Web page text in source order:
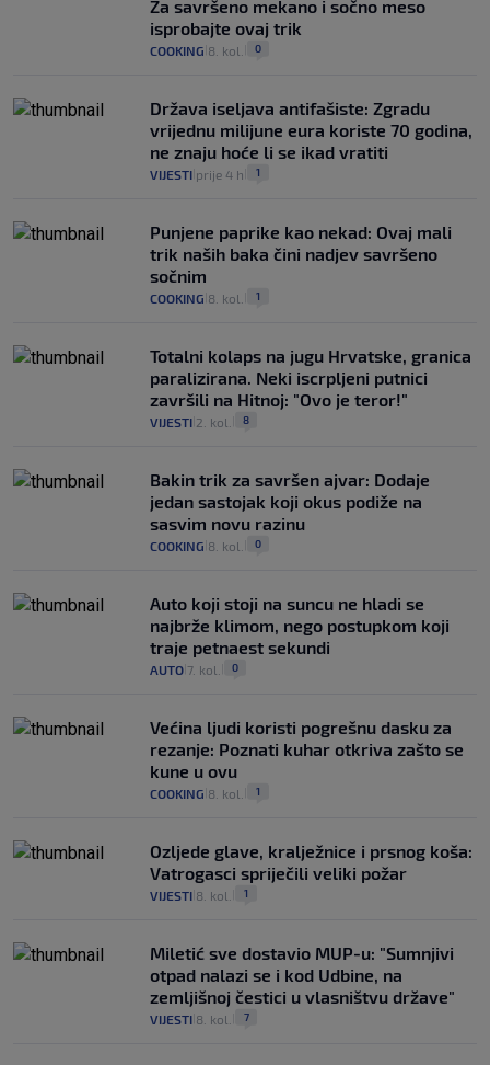
Za savršeno mekano i sočno meso
isprobajte ovaj trik
COOKING 8. kol. 0
Država iseljava antifašiste: Zgradu
vrijednu milijune eura koriste 70 godina,
ne znaju hoće li se ikad vratiti
VIJESTI prije 4 h 1
Punjene paprike kao nekad: Ovaj mali
trik naših baka čini nadjev savršeno
sočnim
COOKING 8. kol. 1
Totalni kolaps na jugu Hrvatske, granica
paralizirana. Neki iscrpljeni putnici
završili na Hitnoj: "Ovo je teror!"
VIJESTI 2. kol. 8
Bakin trik za savršen ajvar: Dodaje
jedan sastojak koji okus podiže na
sasvim novu razinu
COOKING 8. kol. 0
Auto koji stoji na suncu ne hladi se
najbrže klimom, nego postupkom koji
traje petnaest sekundi
AUTO 7. kol. 0
Većina ljudi koristi pogrešnu dasku za
rezanje: Poznati kuhar otkriva zašto se
kune u ovu
COOKING 8. kol. 1
Ozljede glave, kralježnice i prsnog koša:
Vatrogasci spriječili veliki požar
VIJESTI 8. kol. 1
Miletić sve dostavio MUP-u: "Sumnjivi
otpad nalazi se i kod Udbine, na
zemljišnoj čestici u vlasništvu države"
VIJESTI 8. kol. 7